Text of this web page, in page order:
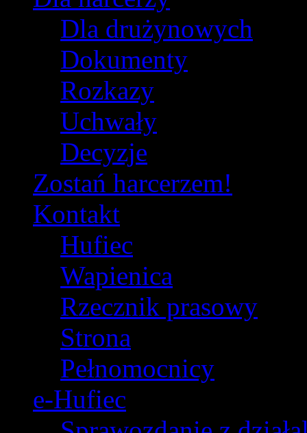
Dla drużynowych
Dokumenty
Rozkazy
Uchwały
Decyzje
Zostań harcerzem!
Kontakt
Hufiec
Wapienica
Rzecznik prasowy
Strona
Pełnomocnicy
e-Hufiec